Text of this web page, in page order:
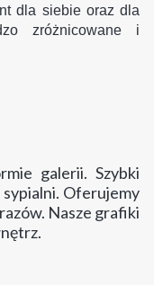
dla siebie oraz dla
zróżnicowane i
galerii. Szybki
Oferujemy
Nasze grafiki